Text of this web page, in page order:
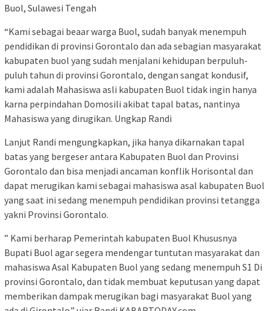
Buol, Sulawesi Tengah
“Kami sebagai beaar warga Buol, sudah banyak menempuh
pendidikan di provinsi Gorontalo dan ada sebagian masyarakat
kabupaten buol yang sudah menjalani kehidupan berpuluh-
puluh tahun di provinsi Gorontalo, dengan sangat kondusif,
kami adalah Mahasiswa asli kabupaten Buol tidak ingin hanya
karna perpindahan Domosili akibat tapal batas, nantinya
Mahasiswa yang dirugikan. Ungkap Randi
Lanjut Randi mengungkapkan, jika hanya dikarnakan tapal
batas yang bergeser antara Kabupaten Buol dan Provinsi
Gorontalo dan bisa menjadi ancaman konflik Horisontal dan
dapat merugikan kami sebagai mahasiswa asal kabupaten Buol
yang saat ini sedang menempuh pendidikan provinsi tetangga
yakni Provinsi Gorontalo.
” Kami berharap Pemerintah kabupaten Buol Khususnya
Bupati Buol agar segera mendengar tuntutan masyarakat dan
mahasiswa Asal Kabupaten Buol yang sedang menempuh S1 Di
provinsi Gorontalo, dan tidak membuat keputusan yang dapat
memberikan dampak merugikan bagi masyarakat Buol yang